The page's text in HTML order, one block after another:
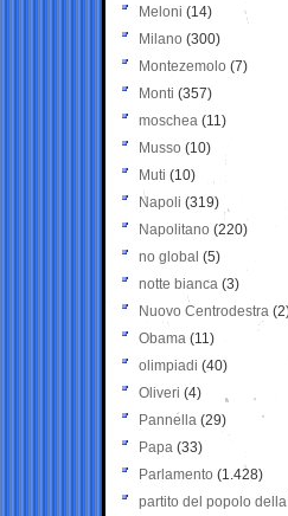
Meloni (14)
Milano (300)
Montezemolo (7)
Monti (357)
moschea (11)
Musso (10)
Muti (10)
Napoli (319)
Napolitano (220)
no global (5)
notte bianca (3)
Nuovo Centrodestra
Obama (11)
olimpiadi (40)
Oliveri (4)
Pannella (29)
Papa (33)
Parlamento (1.428)
partito del popolo